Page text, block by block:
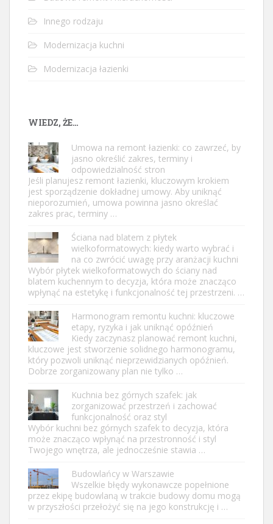
Innego rodzaju
Modernizacja kuchni
Modernizacja łazienki
WIEDZ, ŻE…
Umowa na remont łazienki: co zawrzeć, by
jasno określić zakres, terminy i
odpowiedzialność stron
Jeśli planujesz remont łazienki, kluczowym krokiem
jest sporządzenie dokładnej umowy. Aby uniknąć
nieporozumień, umowa powinna jasno określać
zakres prac, terminy …
Ściana nad blatem z płytek
wielkoformatowych: kiedy warto wybrać i
na co zwrócić uwagę przy aranżacji kuchni
Wybór płytek wielkoformatowych do ściany nad
blatem kuchennym to decyzja, która może znacząco
wpłynąć na estetykę i funkcjonalność tej przestrzeni. …
Harmonogram remontu kuchni: kluczowe
etapy, ryzyka i jak uniknąć opóźnień
Kiedy zaczynasz planować remont kuchni,
kluczowe jest stworzenie solidnego harmonogramu,
który pozwoli uniknąć nieprzewidzianych opóźnień.
Dobrze zorganizowany plan nie tylko …
Kuchnia bez górnych szafek: jak
zorganizować przestrzeń i zachować
funkcjonalność oraz styl
Wybór kuchni bez górnych szafek to decyzja, która
może znacząco wpłynąć na przestronność i styl
Twojego wnętrza, ale jednocześnie stawia …
Budowlańcy w Warszawie
Wszelkie błędy wykonawcze popełnione
przez ekipę budowlaną w trakcie budowy domu mogą
w przyszłości przełożyć się na jego konstrukcję i …